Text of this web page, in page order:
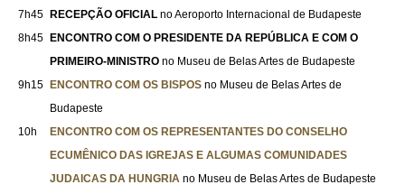
7h45
RECEPÇÃO OFICIAL no Aeroporto Internacional de Budapeste
8h45
ENCONTRO COM O PRESIDENTE DA REPÚBLICA E COM O
PRIMEIRO-MINISTRO no Museu de Belas Artes de Budapeste
9h15
ENCONTRO COM OS BISPOS no Museu de Belas Artes de
Budapeste
10h
ENCONTRO COM OS REPRESENTANTES DO CONSELHO
ECUMÊNICO DAS IGREJAS E ALGUMAS COMUNIDADES
JUDAICAS DA HUNGRIA no Museu de Belas Artes de Budapeste